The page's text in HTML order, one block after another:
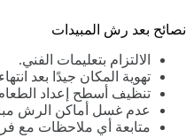
نصائح بعد رش المبيدات
الالتزام بتعليمات الفني.
تهوية المكان جيدًا بعد
تنظيف أسطح إعداد
عدم غسل أماكن الرش
متابعة أي ملاحظات مع